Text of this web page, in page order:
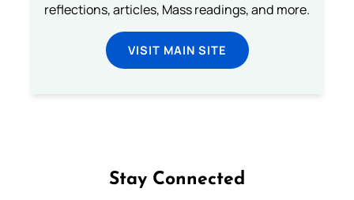
reflections, articles, Mass readings, and more.
VISIT MAIN SITE
Stay Connected